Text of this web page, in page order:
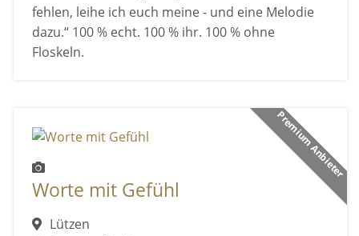
fehlen, leihe ich euch meine - und eine Melodie
dazu.“ 100 % echt. 100 % ihr. 100 % ohne
Floskeln.
Premium Anbieter
Worte mit Gefühl
Lützen